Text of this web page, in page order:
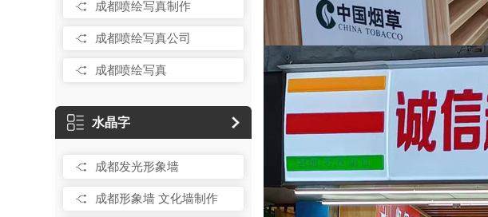
成都喷绘写真制作
成都喷绘写真公司
成都喷绘写真
水晶字
成都发光形象墙
成都形象墙 文化墙制作